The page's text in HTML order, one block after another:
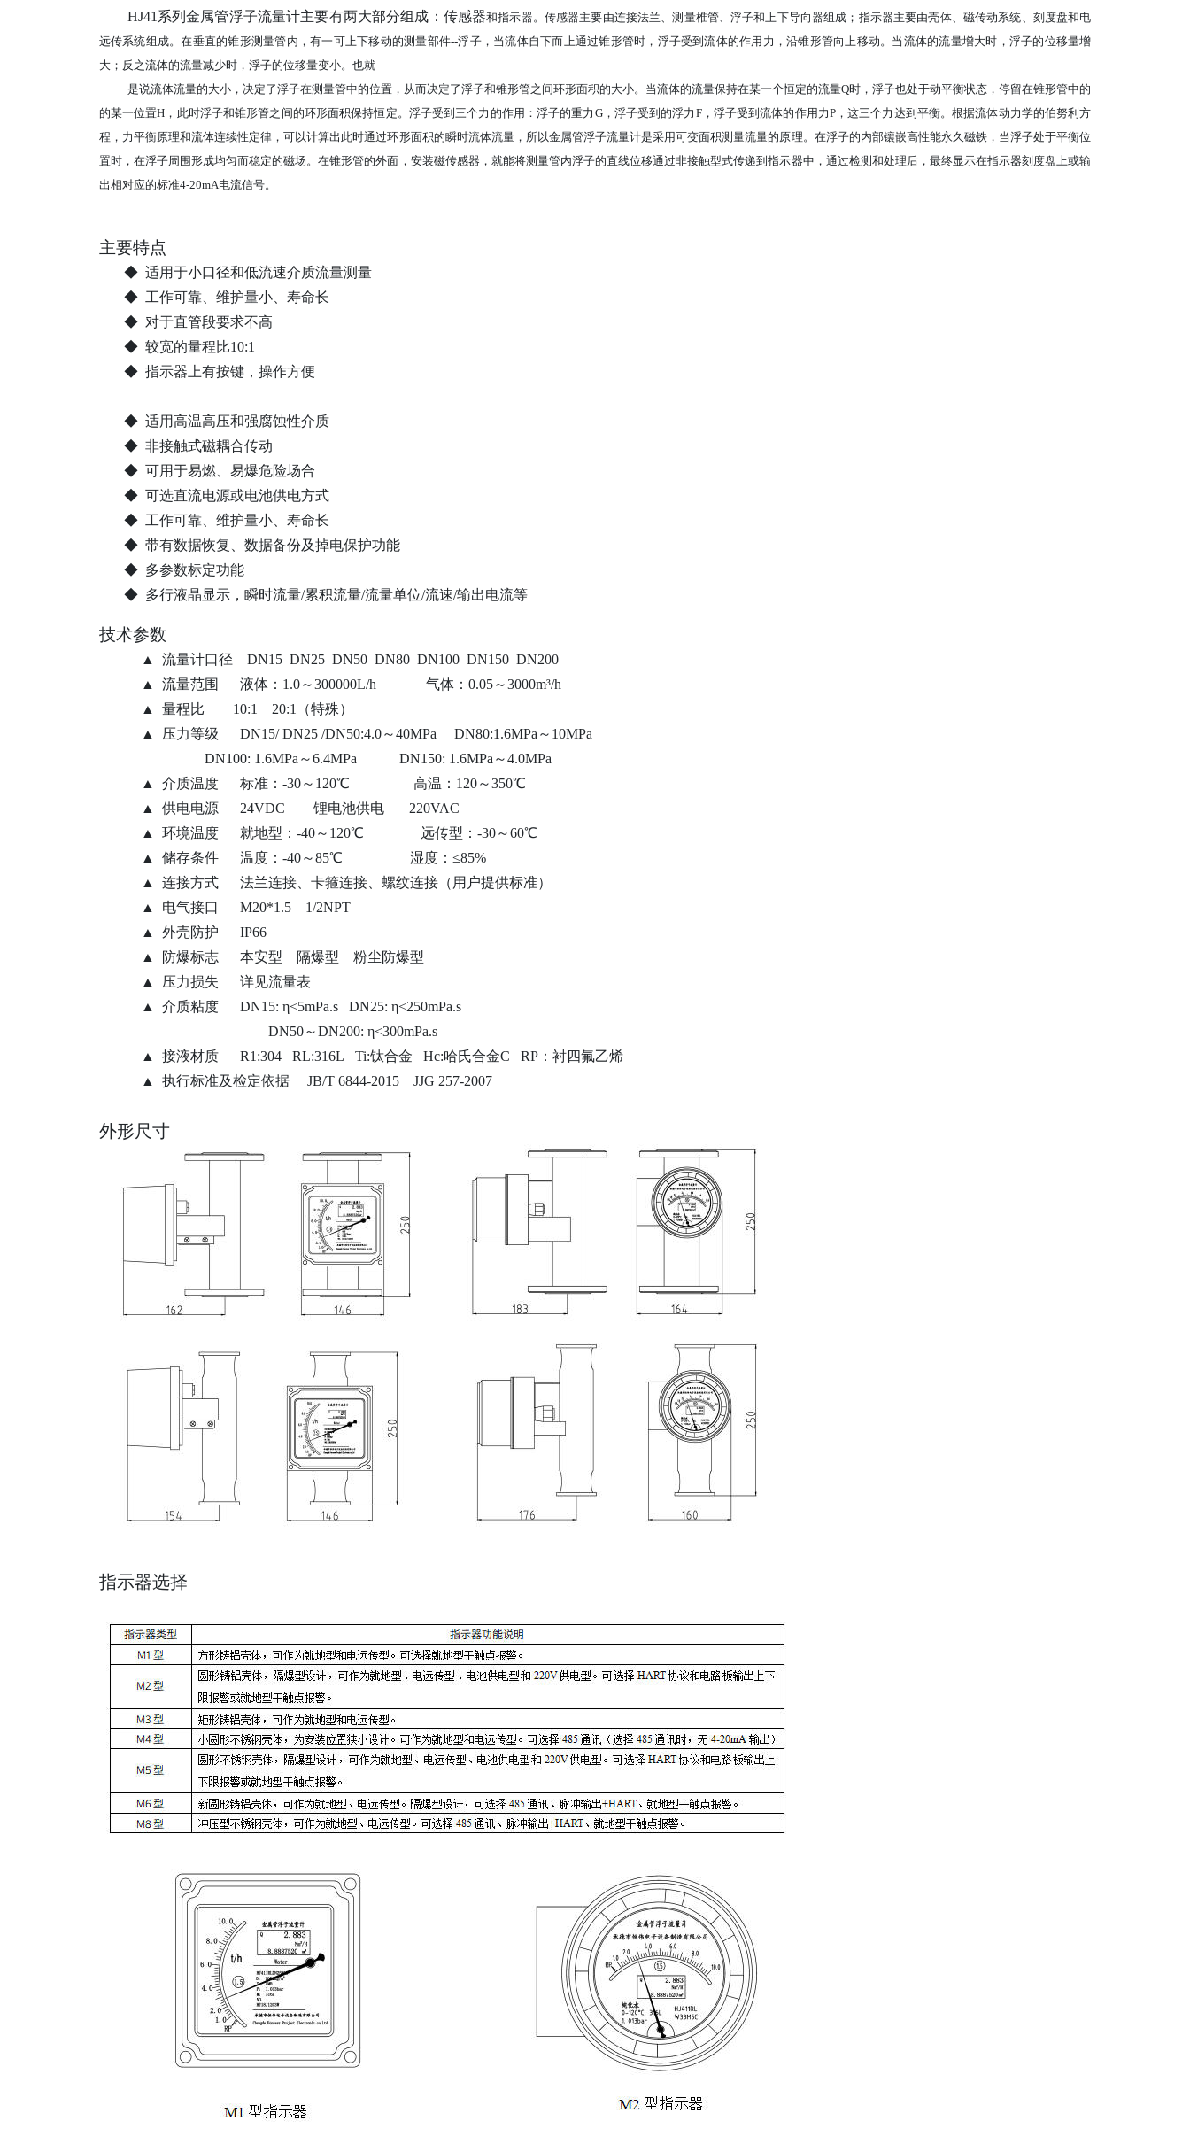
HJ41系列金属管浮子流量计主要有两大部分组成：传感器和指示器。传感器主要由连接法兰、测量椎管、浮子和上下导向器组成；指示器主要由壳体、磁传动系统、刻度盘和电
远传系统组成。在垂直的锥形测量管内，有一可上下移动的测量部件--浮子，当流体自下而上通过锥形管时，浮子受到流体的作用力，沿锥形管向上移动。当流体的流量增大时，浮子的位移量增
大； 反之流体的流量减少时，浮子的位移量变小。也就
是说流体流量的大小，决定了浮子在测量管中的位置，从而决定了浮子和锥形管之间环形面积的大小。当流体的流量保持在某一个恒定的流量Q时，浮子也处于动平衡状态，停留在锥形管中的
的某一位置H，此时浮子和锥形管之间的环形面积保持恒定。浮子受到三个力的作用：浮子的重力 G，浮子受到的浮力F，浮子受到流体的作用力P，这三个力达到平衡。根据流体动力学的伯努利方
程，力平衡原理和流体连续性定律，可以计算出此时通过环形面积的瞬时流体流量，所以金属管浮子流量计是采用可变面积测量流量的原理。 在浮子的内部镶嵌高性能永久磁铁，当浮子处于平衡位
置时，在浮子周围形成均匀而稳定的磁场。在锥形管的外面，安装磁传感器，就能将测量管内浮子的直线位移通过非接触型式传递到指示器中，通过检测和处理后，最终显示在指示器刻度盘上或输
出相对应的标准4-20mA电流信号。
主要特点
◆ 适用于小口径和低流速介质流量测量
◆ 工作可靠、维护量小、寿命长
◆ 对于直管段要求不高
◆ 较宽的量程比10:1
◆ 指示器上有按键，操作方便
◆ 适用高温高压和强腐蚀性介质
◆ 非接触式磁耦合传动
◆ 可用于易燃、易爆危险场合
◆ 可选直流电源或电池供电方式
◆ 工作可靠、维护量小、寿命长
◆ 带有数据恢复、数据备份及掉电保护功能
◆ 多参数标定功能
◆ 多行液晶显示，瞬时流量/累积流量/流量单位/流速/输出电流等
技术参数
▲ 流量计口径
DN15 DN25 DN50 DN80 DN100 DN150 DN200
▲ 流量范围 液体： 1.0～300000L/h 气体： 0.05～3000m³/h
▲ 量程比 10:1 20:1（特殊）
▲ 压力等级 DN15/ DN25 /DN50:4.0～40MPa DN80:1.6MPa～10MPa
DN100: 1.6MPa～6.4MPa
DN150: 1.6MPa～4.0MPa
▲ 介质温度 标准：-30～120℃
高温： 120～350℃
▲ 供电电源 24VDC 锂电池供电 220VAC
▲ 环境温度 就地型：-40～120℃
远传型： -30～60℃
▲ 储存条件 温度：-40～85℃
湿度： ≤85%
▲ 连接方式 法兰连接、卡箍连接、螺纹连接（用户提供标准）
▲ 电气接口 M20*1.5
1/2NPT
▲ 外壳防护 IP66
▲ 防爆标志 本安型 隔爆型
粉尘防爆型
▲ 压力损失 详见流量表
▲
介质粘度 DN15: η<5mPa.s DN25: η<250mPa.s
DN50～DN200: η<300mPa.s
▲ 接液材质 R1:304
RL:316L Ti:钛合金 Hc:哈氏合金C RP： 衬四氟乙烯
▲
执行标准及检定依据 JB/T 6844-2015 JJG 257-2007
外形尺寸
指示器选择